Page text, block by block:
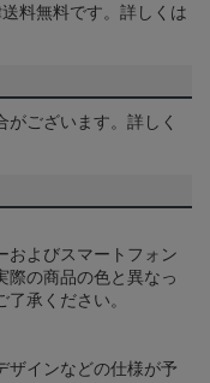
料無料です。詳しくは
ございます。詳しく
およびスマートフォン
際の商品の色と異なっ
承ください。
ザインなどの仕様が予